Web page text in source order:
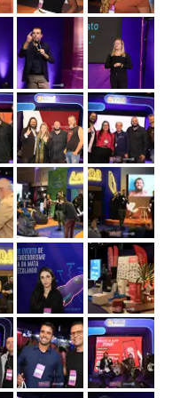
&nbsp; &nbsp;
&nbsp; &nbsp;
&nbsp; &nbsp;
&nbsp; &nbsp;
&nbsp; &nbsp;